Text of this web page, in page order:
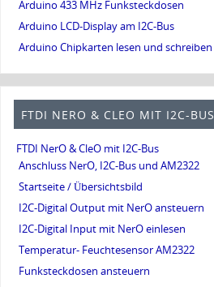
Arduino 433 MHz Funksteckdosen
Arduino LCD-Display am I2C-Bus
Arduino Chipkarten lesen und schreiben
FTDI NERO & CLEO MIT I2C-BUS
FTDI NerO & CleO mit I2C-Bus
Anschluss NerO, I2C-Bus und AM2322
Startseite / Übersichtsbild
I2C-Digital Output mit NerO ansteuern
I2C-Digital Input mit NerO einlesen
Temperatur- Feuchtesensor AM2322
Funksteckdosen ansteuern